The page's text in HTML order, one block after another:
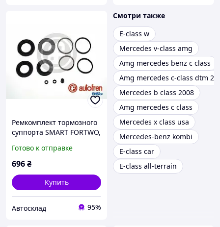
Ремкомплект тормозного
суппорта SMART FORTWO,
(D42524)
Готово к отправке
696₴
Купить
Автосклад 95%
Смотри также
E-class w
Mercedes v-class amg
Amg mercedes benz c class
Amg mercedes c-class dtm
Mercedes b class 2008
Amg mercedes c class
Mercedes x class usa
Mercedes-benz kombi
E-class car
E-class all-terrain